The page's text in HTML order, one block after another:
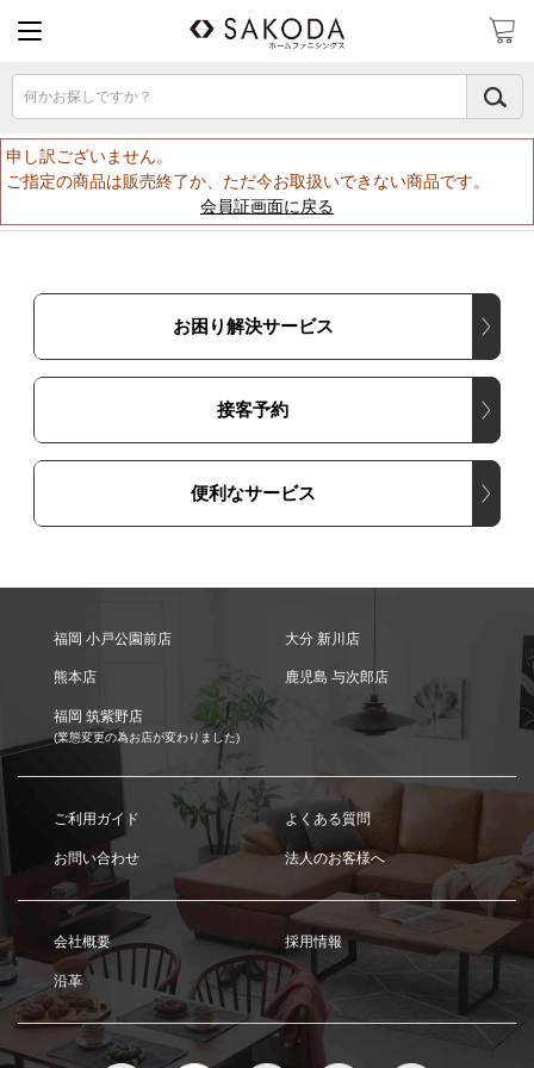
何かお探しですか？
申し訳ございません。
ご指定の商品は販売終了か、ただ今お取扱いできない商品です。
会員証画面に戻る
お困り解決サービス
接客予約
便利なサービス
福岡 小戸公園前店 大分 新川店
熊本店 鹿児島 与次郎店
福岡 筑紫野店
(業態変更の為お店が変わりました)
ご利用ガイド よくある質問
お問い合わせ 法人のお客様へ
会社概要 採用情報
沿革